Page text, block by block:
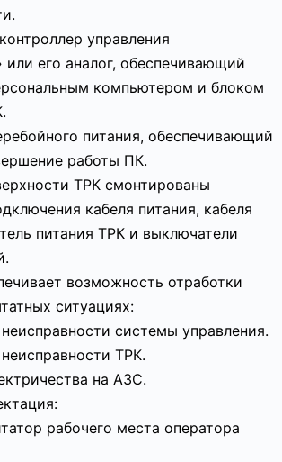
управления
или его аналог, обеспечивающий
компьютером и блоком
питания, обеспечивающий
работы ПК.
ТРК смонтированы
кабеля питания, кабеля
питания ТРК и выключатели
возможность отработки
ситуациях:
системы управления.
ТРК.
на АЗС.
рабочего места оператора